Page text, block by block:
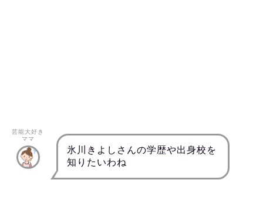
芸能大好き
ママ
氷川きよしさんの学歴や出身校を
知りたいわね